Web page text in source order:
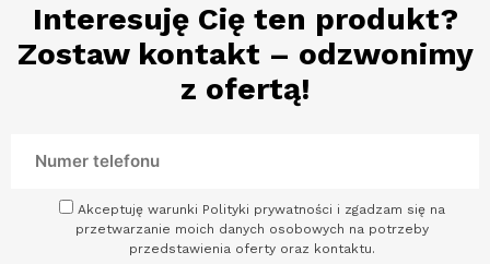
Interesuję Cię ten produkt?
Zostaw kontakt – odzwonimy
z ofertą!
Akceptuję warunki Polityki prywatności i zgadzam się na
przetwarzanie moich danych osobowych na potrzeby
przedstawienia oferty oraz kontaktu.